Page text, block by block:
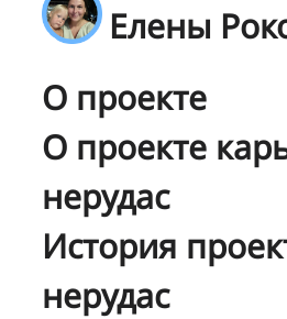
Елены
О проекте
О проекте
нерудас
История
нерудас